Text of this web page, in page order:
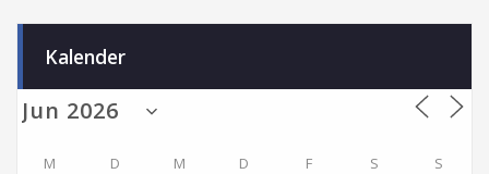
Kalender
M D M D F S S